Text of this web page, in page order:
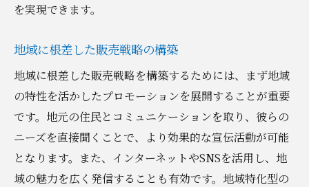
を実現できます。
地域に根差した販売戦略の構築
地域に根差した販売戦略を構築するためには、まず地域
の特性を活かしたプロモーションを展開することが重要
です。地元の住民とコミュニケーションを取り、彼らの
ニーズを直接聞くことで、より効果的な宣伝活動が可能
となります。また、インターネットやSNSを活用し、地
域の魅力を広く発信することも有効です。地域特化型の